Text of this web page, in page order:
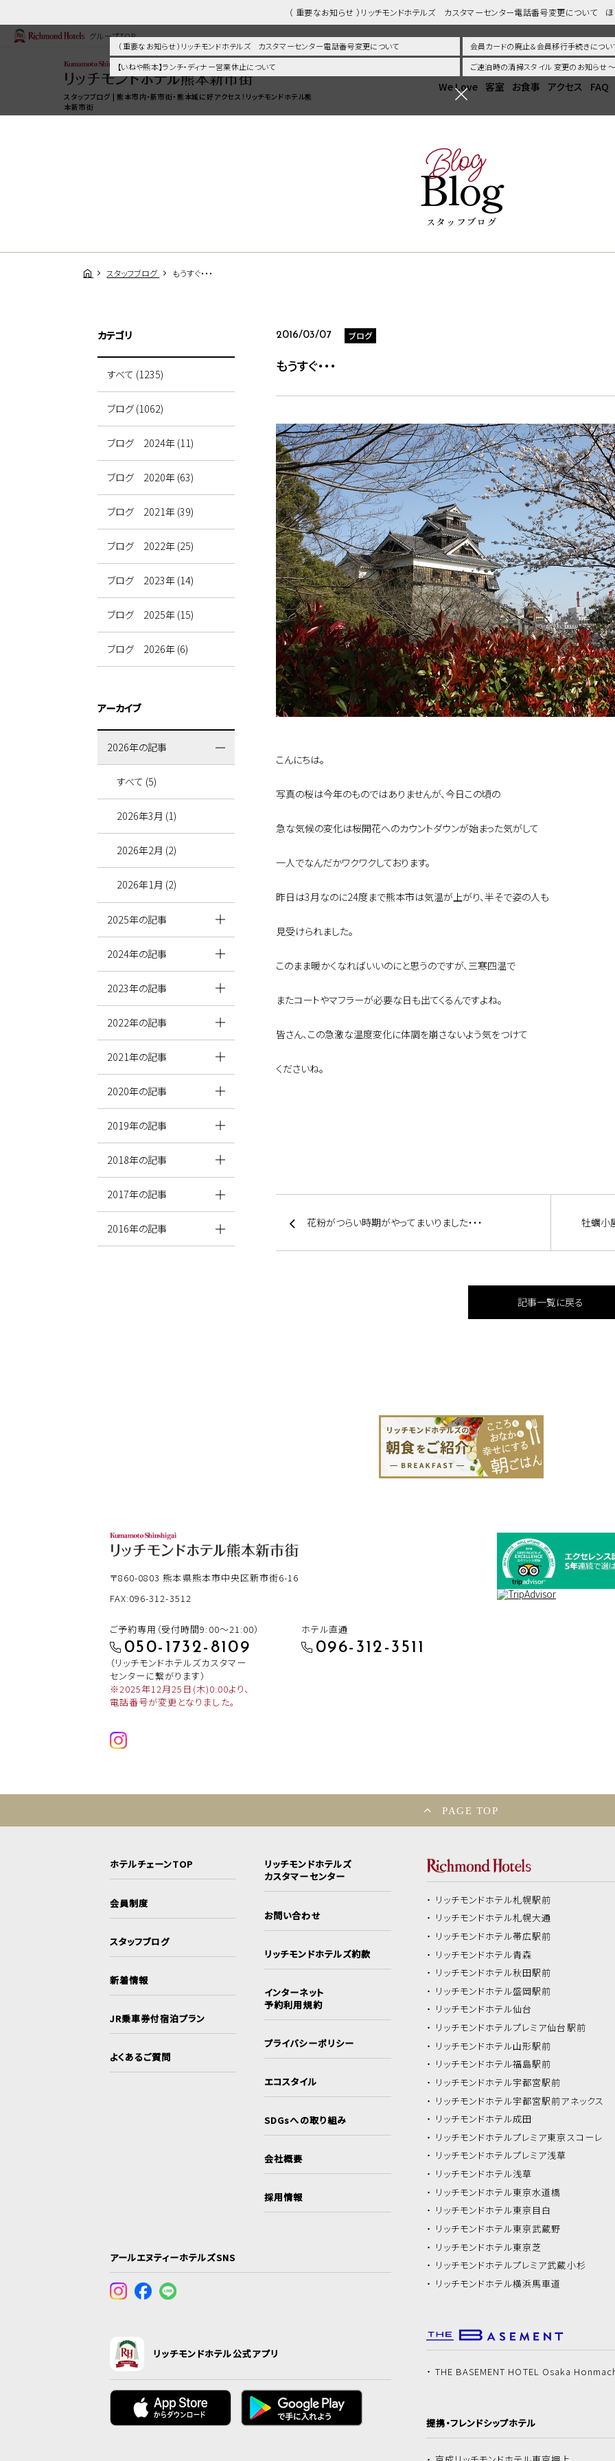
（ 重要なお知らせ ）リッチモンドホテルズ カスタマーセンター電話番号変更について
（ 重要なお知らせ ）リッチモンドホテルズ カスタマーセンター電話番号変更について
会員カードの廃止＆会員移行手続きについ
【いねや熊本】ランチ・ディナー営業休止について
ご連泊時の清掃スタイル 変更のお知らせ
グループTOP
スタッフブログ | 熊本市内・新市街・熊本城に好アクセス！リッチモンドホテル熊
本新市街
We Love 客室 お食事 アクセス FAQ
Blog
Blog
スタッフブログ
スタッフブログ もうすぐ・・・
2016/03/07 ブログ
もうすぐ・・・
こんにちは。
写真の桜は今年のものではありませんが、今日この頃の
急な気候の変化は桜開花へのカウントダウンが始まった気がして
一人でなんだかワクワクしております。
昨日は3月なのに24度まで熊本市は気温が上がり、半そで姿の人も
見受けられました。
このまま暖かくなればいいのにと思うのですが、三寒四温で
またコートやマフラーが必要な日も出てくるんですよね。
皆さん、この急激な温度変化に体調を崩さないよう気をつけて
くださいね。
花粉がつらい時期がやってまいりました・・・ 牡蠣小
記事一覧に戻る
カテゴリ
すべて (1235)
ブログ (1062)
ブログ 2024年 (11)
ブログ 2020年 (63)
ブログ 2021年 (39)
ブログ 2022年 (25)
ブログ 2023年 (14)
ブログ 2025年 (15)
ブログ 2026年 (6)
アーカイブ
2026年の記事
すべて (5)
2026年3月 (1)
2026年2月 (2)
2026年1月 (2)
2025年の記事
2024年の記事
2023年の記事
2022年の記事
2021年の記事
2020年の記事
2019年の記事
2018年の記事
2017年の記事
2016年の記事
〒860-0803熊本県熊本市中央区新市街6-16
FAX:096-312-3512
ご予約専用（受付時間9:00～21:00）
050-1732-8109
（リッチモンドホテルズカスタマー
センターに繋がります）
※2025年12月25日(木)0:00より、
電話番号が変更となりました。
ホテル直通
096-312-3511
PAGE TOP
ホテルチェーンTOP
会員制度
スタッフブログ
新着情報
JR乗車券付宿泊プラン
よくあるご質問
リッチモンドホテルズ
カスタマーセンター
お問い合わせ
リッチモンドホテルズ約款
インターネット
予約利用規約
プライバシーポリシー
エコスタイル
SDGsへの取り組み
会社概要
採用情報
アールエヌティーホテルズSNS
リッチモンドホテル公式アプリ
リッチモンドホテル札幌駅前
リッチモンドホテル札幌大通
リッチモンドホテル帯広駅前
リッチモンドホテル青森
リッチモンドホテル秋田駅前
リッチモンドホテル盛岡駅前
リッチモンドホテル仙台
リッチモンドホテルプレミア仙台駅前
リッチモンドホテル山形駅前
リッチモンドホテル福島駅前
リッチモンドホテル宇都宮駅前
リッチモンドホテル宇都宮駅前アネックス
リッチモンドホテル成田
リッチモンドホテルプレミア東京スコーレ
リッチモンドホテルプレミア浅草
リッチモンドホテル浅草
リッチモンドホテル東京水道橋
リッチモンドホテル東京目白
リッチモンドホテル東京武蔵野
リッチモンドホテル東京芝
リッチモンドホテルプレミア武蔵小杉
リッチモンドホテル横浜馬車道
THE BASEMENT HOTEL Osaka
提携・フレンドシップホテル